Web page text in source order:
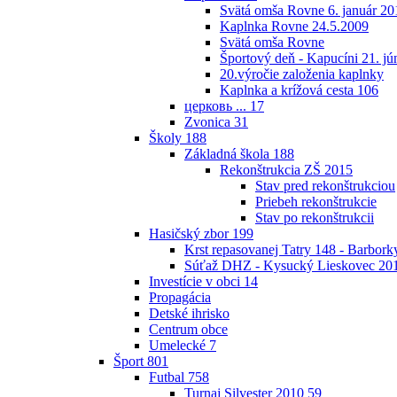
Svätá omša Rovne 6. január
Kaplnka Rovne 24.5.2009
Svätá omša Rovne
Športový deň - Kapucíni 21.
20.výročie založenia kaplnky
Kaplnka a krížová cesta 106
церковь ... 17
Zvonica 31
Školy 188
Základná škola 188
Rekonštrukcia ZŠ 2015
Stav pred rekonštrukciou
Priebeh rekonštrukcie
Stav po rekonštrukcii
Hasičský zbor 199
Krst repasovanej Tatry 148 -
Súťaž DHZ - Kysucký Lieskovec
Investície v obci 14
Propagácia
Detské ihrisko
Centrum obce
Umelecké 7
Šport 801
Futbal 758
Turnaj Silvester 2010 59